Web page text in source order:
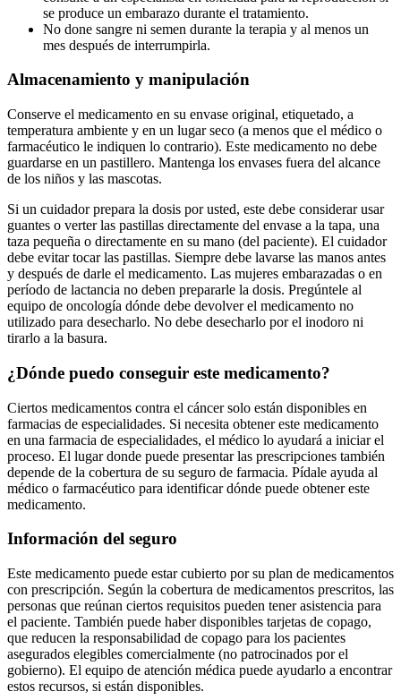
se produce un embarazo durante el tratamiento.
No done sangre ni semen durante la terapia y al menos un
mes después de interrumpirla.
Almacenamiento y manipulación
Conserve el medicamento en su envase original, etiquetado, a
temperatura ambiente y en un lugar seco (a menos que el médico o
farmacéutico le indiquen lo contrario). Este medicamento no debe
guardarse en un pastillero. Mantenga los envases fuera del alcance
de los niños y las mascotas.
Si un cuidador prepara la dosis por usted, este debe considerar usar
guantes o verter las pastillas directamente del envase a la tapa, una
taza pequeña o directamente en su mano (del paciente). El cuidador
debe evitar tocar las pastillas. Siempre debe lavarse las manos antes
y después de darle el medicamento. Las mujeres embarazadas o en
período de lactancia no deben prepararle la dosis. Pregúntele al
equipo de oncología dónde debe devolver el medicamento no
utilizado para desecharlo. No debe desecharlo por el inodoro ni
tirarlo a la basura.
¿Dónde puedo conseguir este medicamento?
Ciertos medicamentos contra el cáncer solo están disponibles en
farmacias de especialidades. Si necesita obtener este medicamento
en una farmacia de especialidades, el médico lo ayudará a iniciar el
proceso. El lugar donde puede presentar las prescripciones también
depende de la cobertura de su seguro de farmacia. Pídale ayuda al
médico o farmacéutico para identificar dónde puede obtener este
medicamento.
Información del seguro
Este medicamento puede estar cubierto por su plan de medicamentos
con prescripción. Según la cobertura de medicamentos prescritos, las
personas que reúnan ciertos requisitos pueden tener asistencia para
el paciente. También puede haber disponibles tarjetas de copago,
que reducen la responsabilidad de copago para los pacientes
asegurados elegibles comercialmente (no patrocinados por el
gobierno). El equipo de atención médica puede ayudarlo a encontrar
estos recursos, si están disponibles.